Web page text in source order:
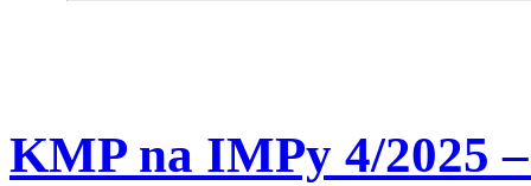
KMP na IMPy 4/2025